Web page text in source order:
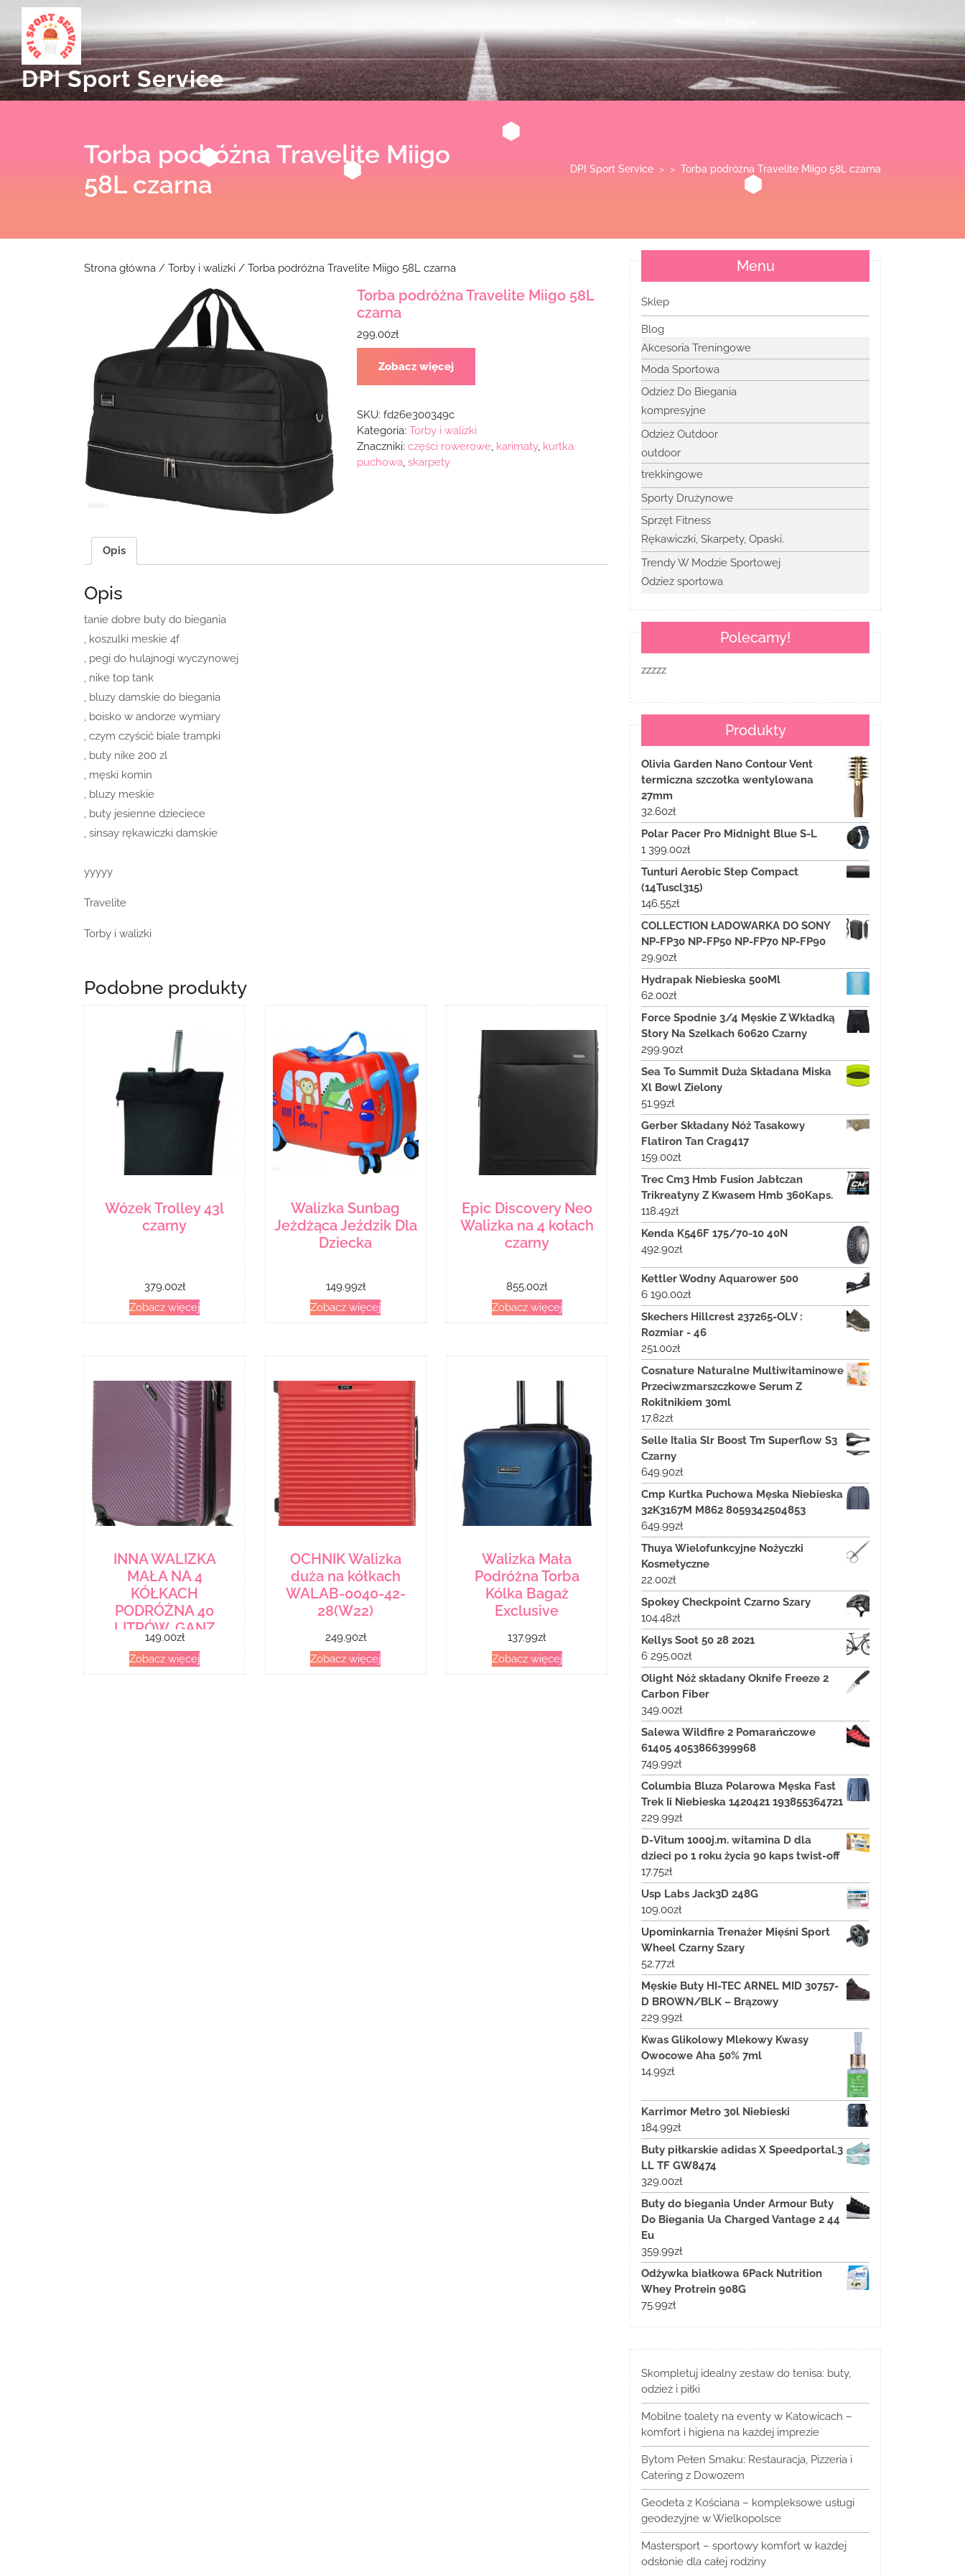
content
DPI Sport Service
Torba podróżna Travelite Miigo
58L czarna
DPI Sport Service > > Torba podróżna Travelite Miigo 58L czarna
Strona główna / Torby i walizki / Torba podróżna Travelite Miigo 58L czarna
Torba podróżna Travelite Miigo 58L
czarna
299.00zł
Zobacz więcej
SKU: fd26e300349c
Kategoria: Torby i walizki
Znaczniki: części rowerowe, karimaty, kurtka
puchowa skarpety
Opis
Opis
tanie dobre buty do biegania
, koszulki meskie 4f
, pegi do hulajnogi wyczynowej
, nike top tank
, bluzy damskie do biegania
, boisko w andorze wymiary
, czym czyścić biale trampki
, buty nike 200 zl
, męski komin
, bluzy meskie
, buty jesienne dzieciece
, sinsay rękawiczki damskie
yyyyy
Travelite
Torby i walizki
Podobne produkty
Wózek Trolley 43l
czarny
379.00zł
Zobacz więcej
Walizka Sunbag
Jeżdżąca Jeździk Dla
Dziecka
149.99zł
Zobacz więcej
Epic Discovery Neo
Walizka na 4 kołach
czarny
855.00zł
Zobacz więcej
INNA WALIZKA
MAŁA NA 4
KÓŁKACH
PODRÓŻNA 40
LITRÓW. GANZ
149.00zł
Zobacz więcej
OCHNIK Walizka
duża na kółkach
WALAB-0040-42-
28(W22)
249.90zł
Zobacz więcej
Walizka Mała
Podróżna Torba
Kólka Bagaż
Exclusive
137.99zł
Zobacz więcej
Menu
Sklep
Blog
Akcesoria Treningowe
Moda Sportowa
Odzież Do Biegania
kompresyjne
Odzież Outdoor
outdoor
trekkingowe
Sporty Drużynowe
Sprzęt Fitness
Rękawiczki, Skarpety, Opaski.
Trendy W Modzie Sportowej
Odzież sportowa
Polecamy!
zzzzz
Produkty
Olivia Garden Nano Contour Vent
termiczna szczotka wentylowana
27mm
32.60zł
Polar Pacer Pro Midnight Blue S-L
1 399.00zł
Tunturi Aerobic Step Compact
(14Tuscl315)
146.55zł
COLLECTION ŁADOWARKA DO SONY
NP-FP30 NP-FP50 NP-FP70 NP-FP90
29.90zł
Hydrapak Niebieska 500Ml
62.00zł
Force Spodnie 3/4 Męskie Z Wkładką
Story Na Szelkach 60620 Czarny
299.90zł
Sea To Summit Duża Składana Miska
Xl Bowl Zielony
51.99zł
Gerber Składany Nóż Tasakowy
Flatiron Tan Crag417
159.00zł
Trec Cm3 Hmb Fusion Jabłczan
Trikreatyny Z Kwasem Hmb 360Kaps.
118.49zł
Kenda K546F 175/70-10 40N
492.90zł
Kettler Wodny Aquarower 500
6 190.00zł
Skechers Hillcrest 237265-OLV :
Rozmiar - 46
251.00zł
Cosnature Naturalne Multiwitaminowe
Przeciwzmarszczkowe Serum Z
Rokitnikiem 30ml
17.82zł
Selle Italia Slr Boost Tm Superflow S3
Czarny
649.90zł
Cmp Kurtka Puchowa Męska Niebieska
32K3167M M862 8059342504853
649.99zł
Thuya Wielofunkcyjne Nożyczki
Kosmetyczne
22.00zł
Spokey Checkpoint Czarno Szary
104.48zł
Kellys Soot 50 28 2021
6 295.00zł
Olight Nóż składany Oknife Freeze 2
Carbon Fiber
349.00zł
Salewa Wildfire 2 Pomarańczowe
61405 4053866399968
749.99zł
Columbia Bluza Polarowa Męska Fast
Trek Ii Niebieska 1420421 193855364721
229.99zł
D-Vitum 1000j.m. witamina D dla
dzieci po 1 roku życia 90 kaps twist-off
17.75zł
Usp Labs Jack3D 248G
109.00zł
Upominkarnia Trenażer Mięśni Sport
Wheel Czarny Szary
52.77zł
Męskie Buty HI-TEC ARNEL MID 30757-
D BROWN/BLK – Brązowy
229.99zł
Kwas Glikolowy Mlekowy Kwasy
Owocowe Aha 50% 7ml
14.99zł
Karrimor Metro 30l Niebieski
184.99zł
Buty piłkarskie adidas X Speedportal.3
LL TF GW8474
329.00zł
Buty do biegania Under Armour Buty
Do Biegania Ua Charged Vantage 2 44
Eu
359.99zł
Odżywka białkowa 6Pack Nutrition
Whey Protrein 908G
75.99zł
Skompletuj idealny zestaw do tenisa: buty,
odzież i piłki
Mobilne toalety na eventy w Katowicach –
komfort i higiena na każdej imprezie
Bytom Pełen Smaku: Restauracja, Pizzeria i
Catering z Dowozem
Geodeta z Kościana – kompleksowe usługi
geodezyjne w Wielkopolsce
Mastersport – sportowy komfort w każdej
odsłonie dla całej rodziny